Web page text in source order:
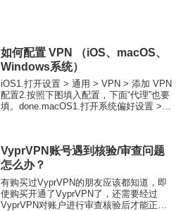
如何配置 VPN （iOS、macOS、
Windows系统）
iOS1.打开设置 > 通用 > VPN > 添加 VPN
配置2.按照下图填入配置，下面“代理”也要
填。done.macOS1.打开系统偏好设置 >
VyprVPN账号遇到核验/审查问题
怎么办？
有购买过VyprVPN的朋友应该都知道，即
使购买开通了VyprVPN了，还需要经过
VyprVPN对账户进行审查核验后才能正式